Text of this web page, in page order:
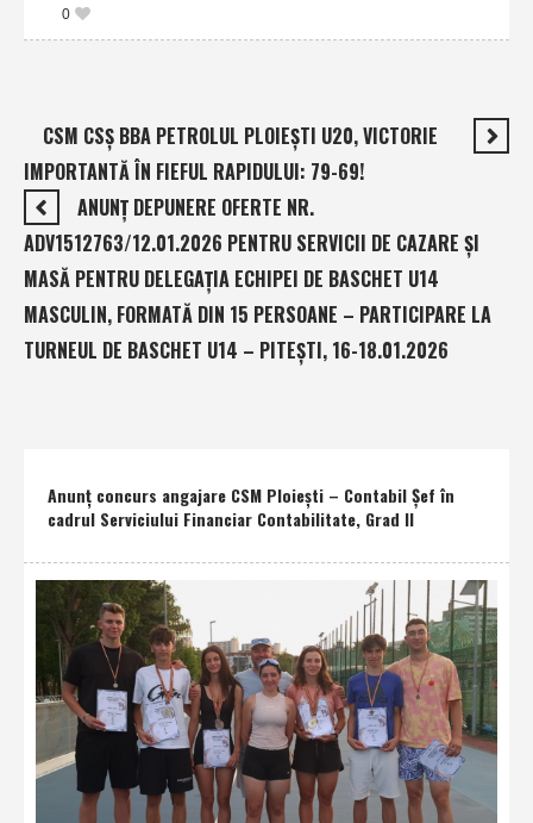
0
CSM CSŞ BBA PETROLUL PLOIEŞTI U20, VICTORIE
IMPORTANTĂ ÎN FIEFUL RAPIDULUI: 79-69!
ANUNŢ DEPUNERE OFERTE NR.
ADV1512763/12.01.2026 PENTRU SERVICII DE CAZARE ŞI
MASĂ PENTRU DELEGAŢIA ECHIPEI DE BASCHET U14
MASCULIN, FORMATĂ DIN 15 PERSOANE – PARTICIPARE LA
TURNEUL DE BASCHET U14 – PITEŞTI, 16-18.01.2026
Anunţ concurs angajare CSM Ploieşti – Contabil Şef în
cadrul Serviciului Financiar Contabilitate, Grad II